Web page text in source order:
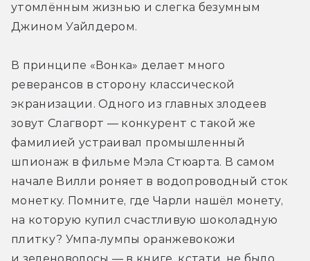
утомлённым жизнью и слегка безумным
Джином Уайлдером.
В принципе «Вонка» делает много
реверансов в сторону классической
экранизации. Одного из главных злодеев
зовут Слагворт — конкурент с такой же
фамилией устраивал промышленный
шпионаж в фильме Мэла Стюарта. В самом
начале Вилли роняет в водопроводный сток
монетку. Помните, где Чарли нашёл монету,
на которую купил счастливую шоколадную
плитку? Умпа-лумпы оранжевокожи